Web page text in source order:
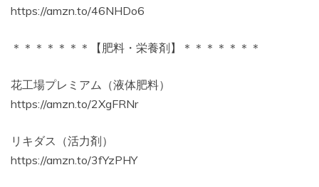
https://amzn.to/46NHDo6
＊＊＊＊＊＊＊【肥料・栄養剤】＊＊＊＊＊＊＊
花工場プレミアム（液体肥料）
https://amzn.to/2XgFRNr
リキダス（活力剤）
https://amzn.to/3fYzPHY